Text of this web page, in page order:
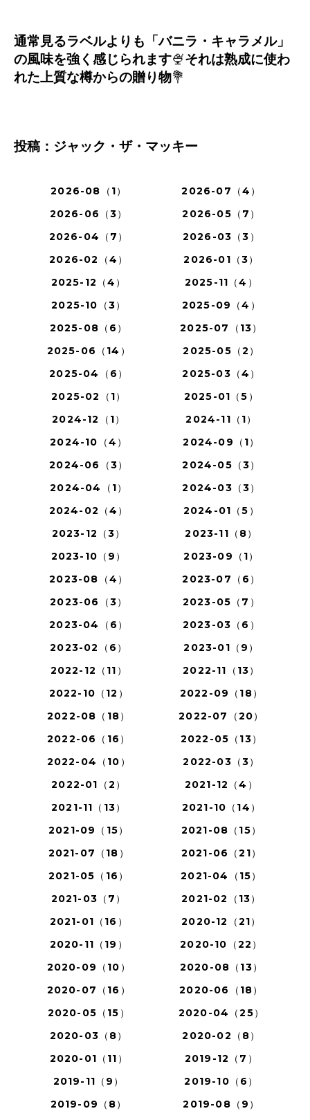
通常見るラベルよりも「バニラ・キャラメル」
の風味を強く感じられます🍨それは熟成に使わ
れた上質な樽からの贈り物💐
投稿：ジャック・ザ・マッキー
2026-08（1）
2026-07（4）
2026-06（3）
2026-05（7）
2026-04（7）
2026-03（3）
2026-02（4）
2026-01（3）
2025-12（4）
2025-11（4）
2025-10（3）
2025-09（4）
2025-08（6）
2025-07（13）
2025-06（14）
2025-05（2）
2025-04（6）
2025-03（4）
2025-02（1）
2025-01（5）
2024-12（1）
2024-11（1）
2024-10（4）
2024-09（1）
2024-06（3）
2024-05（3）
2024-04（1）
2024-03（3）
2024-02（4）
2024-01（5）
2023-12（3）
2023-11（8）
2023-10（9）
2023-09（1）
2023-08（4）
2023-07（6）
2023-06（3）
2023-05（7）
2023-04（6）
2023-03（6）
2023-02（6）
2023-01（9）
2022-12（11）
2022-11（13）
2022-10（12）
2022-09（18）
2022-08（18）
2022-07（20）
2022-06（16）
2022-05（13）
2022-04（10）
2022-03（3）
2022-01（2）
2021-12（4）
2021-11（13）
2021-10（14）
2021-09（15）
2021-08（15）
2021-07（18）
2021-06（21）
2021-05（16）
2021-04（15）
2021-03（7）
2021-02（13）
2021-01（16）
2020-12（21）
2020-11（19）
2020-10（22）
2020-09（10）
2020-08（13）
2020-07（16）
2020-06（18）
2020-05（15）
2020-04（25）
2020-03（8）
2020-02（8）
2020-01（11）
2019-12（7）
2019-11（9）
2019-10（6）
2019-09（8）
2019-08（9）